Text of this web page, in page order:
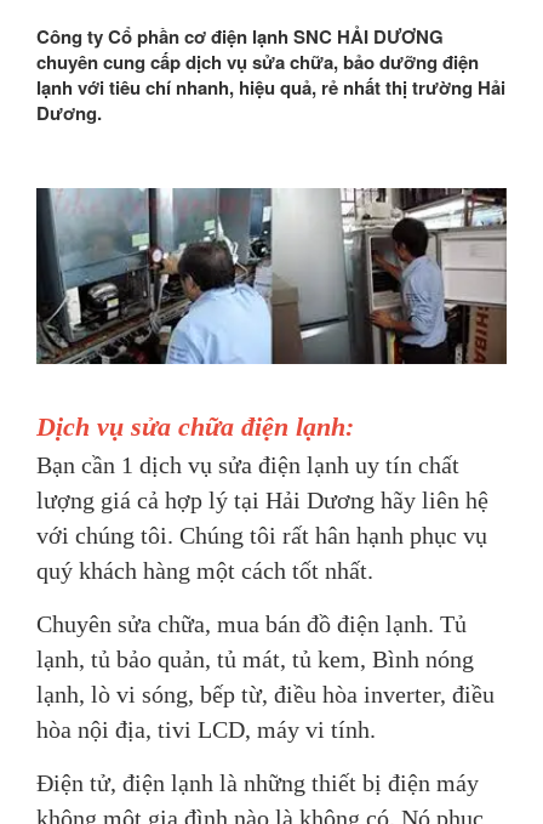
Công ty Cổ phần cơ điện lạnh SNC HẢI DƯƠNG
chuyên cung cấp dịch vụ sửa chữa, bảo dưỡng điện
lạnh với tiêu chí nhanh, hiệu quả, rẻ nhất thị trường Hải
Dương.
Dịch vụ sửa chữa điện lạnh:
Bạn cần 1 dịch vụ sửa điện lạnh uy tín chất
lượng giá cả hợp lý tại Hải Dương hãy liên hệ
với chúng tôi. Chúng tôi rất hân hạnh phục vụ
quý khách hàng một cách tốt nhất.
Chuyên sửa chữa, mua bán đồ điện lạnh. Tủ
lạnh, tủ bảo quản, tủ mát, tủ kem, Bình nóng
lạnh, lò vi sóng, bếp từ, điều hòa inverter, điều
hòa nội địa, tivi LCD, máy vi tính.
Điện tử, điện lạnh là những thiết bị điện máy
không một gia đình nào là không có. Nó phục